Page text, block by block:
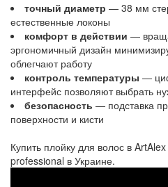
точный диаметр — 38 мм
естественные локоны
комфорт в действии —
эргономичный дизайн
облегчают работу
контроль температуры —
интерфейс позволяют выбрать
безопасность — подставка
поверхности и кисти
Купить плойку для волос в
professional в Украине.